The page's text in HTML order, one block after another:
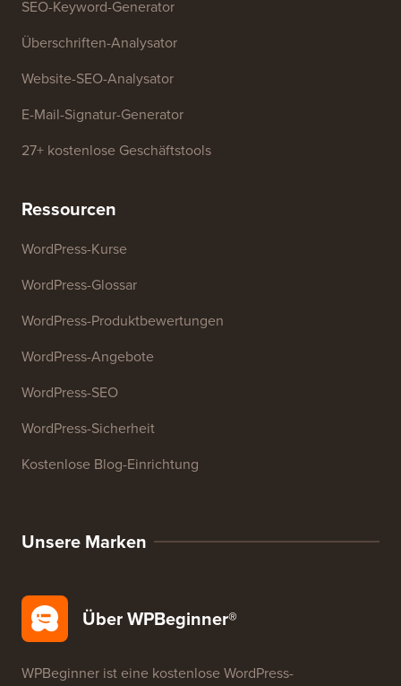
SEO-Keyword-Generator
Überschriften-Analysator
Website-SEO-Analysator
E-Mail-Signatur-Generator
27+ kostenlose Geschäftstools
Ressourcen
WordPress-Kurse
WordPress-Glossar
WordPress-Produktbewertungen
WordPress-Angebote
WordPress-SEO
WordPress-Sicherheit
Kostenlose Blog-Einrichtung
Unsere Marken
Über WPBeginner®
WPBeginner ist eine kostenlose WordPress-